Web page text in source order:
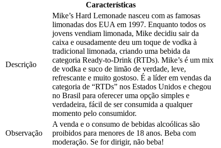
Características
Descrição
Mike’s Hard Lemonade nasceu com as famosas
limonadas dos EUA em 1997. Enquanto todos os
jovens vendiam limonada, Mike decidiu sair da
caixa e ousadamente deu um toque de vodka à
tradicional limonada, criando uma bebida da
categoria Ready-to-Drink (RTDs). Mike’s é um mix
de vodka e suco de limão de verdade, leve,
refrescante e muito gostoso. É a líder em vendas da
categoria de “RTDs” nos Estados Unidos e chegou
no Brasil para oferecer uma opção simples e
verdadeira, fácil de ser consumida a qualquer
momento pelo consumidor.
Observação
A venda e o consumo de bebidas alcoólicas são
proibidos para menores de 18 anos. Beba com
moderação. Se for dirigir, não beba!